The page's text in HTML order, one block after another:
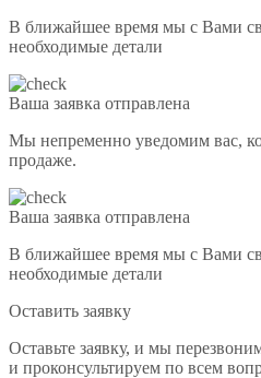
В ближайшее время мы с Вами
необходимые детали
Ваша заявка отправлена
Мы непременно уведомим вас,
продаже.
Ваша заявка отправлена
В ближайшее время мы с Вами
необходимые детали
Оставить заявку
Оставьте заявку, и мы
и проконсультируем по всем